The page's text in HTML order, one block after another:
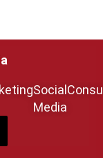
Social
Media